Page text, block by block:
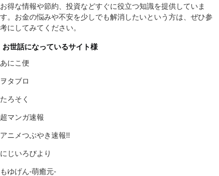
お得な情報や節約、投資などすぐに役立つ知識を提供していま
す。お金の悩みや不安を少しでも解消したいという方は、ぜひ参
考にしてみてください。
お世話になっているサイト様
あにこ便
ヲタブロ
たろそく
超マンガ速報
アニメつぶやき速報!!
にじいろびより
もゆげん-萌癒元-